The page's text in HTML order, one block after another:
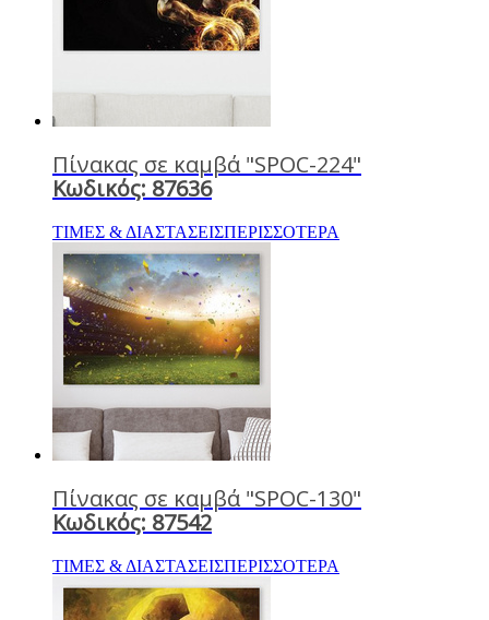
Πίνακας σε καμβά "SPOC-224"
Κωδικός: 87636
ΤΙΜΕΣ & ΔΙΑΣΤΑΣΕΙΣΠΕΡΙΣΣΟΤΕΡΑ
Πίνακας σε καμβά "SPOC-130"
Κωδικός: 87542
ΤΙΜΕΣ & ΔΙΑΣΤΑΣΕΙΣΠΕΡΙΣΣΟΤΕΡΑ